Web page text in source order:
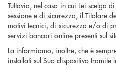
Tuttavia, nel caso in cui Lei scelga
sessione e di sicurezza, il Titolare
motivi tecnici, di sicurezza e/o di
servizi bancari online presenti sul
La informiamo, inoltre, che è
installati sul Suo dispositivo